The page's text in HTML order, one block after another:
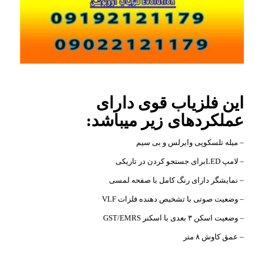
این فلزیاب قوی دارای
عملکردهای زیر میباشد:
– میله تلسکوپی وایرلس و بی سیم
– لامپ LEDبرای جستجو کردن در تاریکی
– نمایشگر دارای رنگ کامل با صفحه لمسی
– وضعیت صوتی با تشخیص دهنده فلزات VLF
– وضعیت اسکن ۳ بعدی با اسکنر GST/EMRS
– عمق کاوش ۸ متر